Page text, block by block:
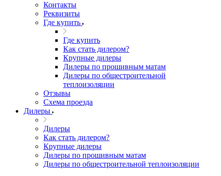
Контакты
Реквизиты
Где купить
Где купить
Как стать дилером?
Крупные дилеры
Дилеры по прошивным матам
Дилеры по общестроительной
теплоизоляции
Отзывы
Схема проезда
Дилеры
Дилеры
Как стать дилером?
Крупные дилеры
Дилеры по прошивным матам
Дилеры по общестроительной теплоизоляции